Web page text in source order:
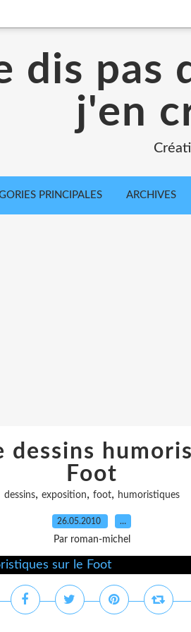
dis pas
j'en
PRINCIPALES ARCHIVES
dessins
Foot
dessins, exposition, foot, humoristiques
26.05.2010 …
Par roman-michel